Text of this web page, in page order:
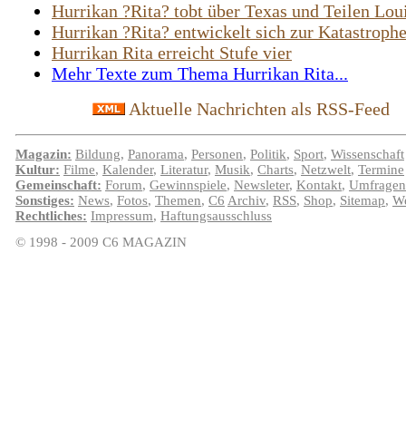
Hurrikan ?Rita? tobt über Texas und Teilen
Hurrikan ?Rita? entwickelt sich zur Katastrophe
Hurrikan Rita erreicht Stufe vier
Mehr Texte zum Thema Hurrikan Rita...
Aktuelle Nachrichten als RSS-Feed
Magazin: Bildung, Panorama, Personen, Politik, Sport, Wissenschaft
Kultur: Filme, Kalender, Literatur, Musik, Charts, Netzwelt, Termine
Gemeinschaft: Forum, Gewinnspiele, Newsleter, Kontakt, Umfragen
Sonstiges: News, Fotos, Themen, C6 Archiv, RSS, Shop, Sitemap,
Rechtliches: Impressum, Haftungsausschluss
© 1998 - 2009 C6 MAGAZIN